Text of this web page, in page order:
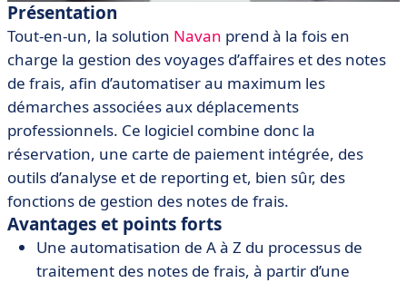
Présentation
Tout-en-un, la solution Navan prend à la fois en
charge la gestion des voyages d’affaires et des notes
de frais, afin d’automatiser au maximum les
démarches associées aux déplacements
professionnels. Ce logiciel combine donc la
réservation, une carte de paiement intégrée, des
outils d’analyse et de reporting et, bien sûr, des
fonctions de gestion des notes de frais.
Avantages et points forts
Une automatisation de A à Z du processus de
traitement des notes de frais, à partir d’une